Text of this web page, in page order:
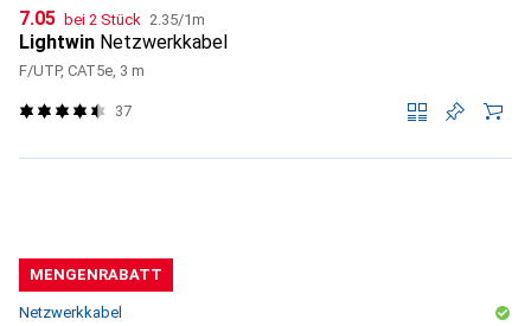
CHF
7.05 bei 2 Stück CHF
2.35/1m
Lightwin Netzwerkkabel
F/UTP, CAT5e, 3 m
37
MENGENRABATT
Netzwerkkabel